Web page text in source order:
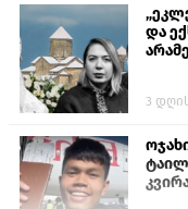
და
3